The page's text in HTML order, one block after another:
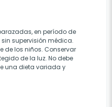
en período de
supervisión médica.
de los niños. Conservar
de la luz. No debe
una dieta variada y